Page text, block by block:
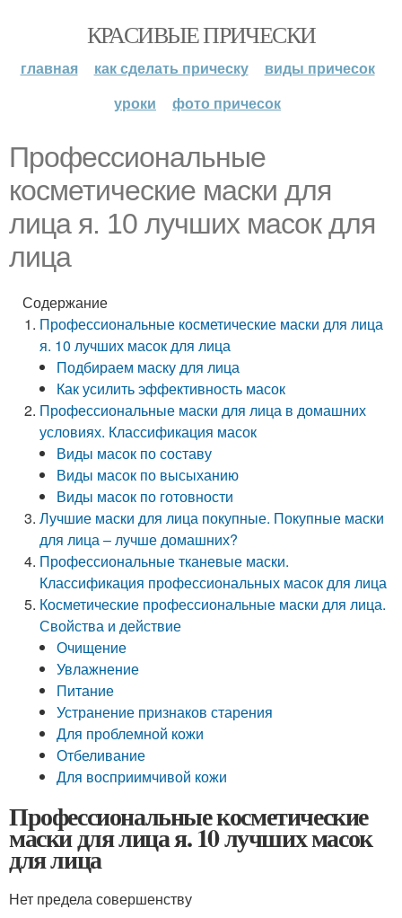
КРАСИВЫЕ ПРИЧЕСКИ
главная как сделать прическу
виды причесок
уроки
фото причесок
Профессиональные
косметические маски для
лица я. 10 лучших масок для
лица
Содержание
Профессиональные косметические маски для лица
я. 10 лучших масок для лица
Подбираем маску для лица
Как усилить эффективность масок
Профессиональные маски для лица в домашних
условиях. Классификация масок
Виды масок по составу
Виды масок по высыханию
Виды масок по готовности
Лучшие маски для лица покупные. Покупные маски
для лица – лучше домашних?
Профессиональные тканевые маски.
Классификация профессиональных масок для лица
Косметические профессиональные маски для лица.
Свойства и действие
Очищение
Увлажнение
Питание
Устранение признаков старения
Для проблемной кожи
Отбеливание
Для восприимчивой кожи
Профессиональные косметические
маски для лица я. 10 лучших масок
для лица
Нет предела совершенству